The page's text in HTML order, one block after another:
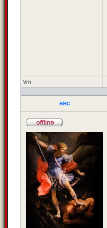
Vrh
BBC